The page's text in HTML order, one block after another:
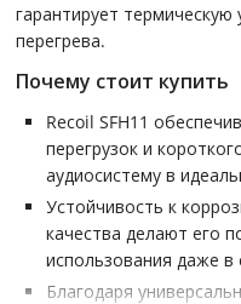
гарантирует
перегрева.
Почему стоит купить
Recoil SFH11
перегрузок и
аудиосистему в
Устойчивость к
качества делают его
использования даже в
Благодаря